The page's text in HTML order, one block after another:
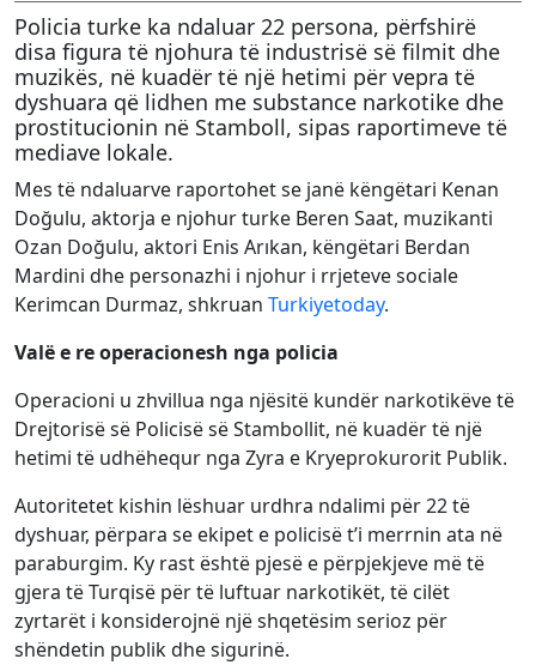
Policia turke ka ndaluar 22 persona, përfshirë
disa figura të njohura të industrisë së filmit dhe
muzikës, në kuadër të një hetimi për vepra të
dyshuara që lidhen me substance narkotike dhe
prostitucionin në Stamboll, sipas raportimeve të
mediave lokale.
Mes të ndaluarve raportohet se janë këngëtari Kenan
Doğulu, aktorja e njohur turke Beren Saat, muzikanti
Ozan Doğulu, aktori Enis Arıkan, këngëtari Berdan
Mardini dhe personazhi i njohur i rrjeteve sociale
Kerimcan Durmaz, shkruan Turkiyetoday.
Valë e re operacionesh nga policia
Operacioni u zhvillua nga njësitë kundër narkotikëve të
Drejtorisë së Policisë së Stambollit, në kuadër të një
hetimi të udhëhequr nga Zyra e Kryeprokurorit Publik.
Autoritetet kishin lëshuar urdhra ndalimi për 22 të
dyshuar, përpara se ekipet e policisë t’i merrnin ata në
paraburgim. Ky rast është pjesë e përpjekjeve më të
gjera të Turqisë për të luftuar narkotikët, të cilët
zyrtarët i konsiderojnë një shqetësim serioz për
shëndetin publik dhe sigurinë.